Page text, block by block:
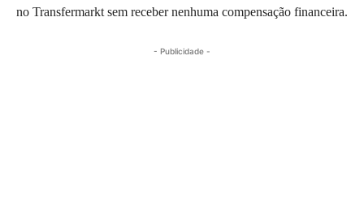
no Transfermarkt sem receber nenhuma compensação financeira.
- Publicidade -